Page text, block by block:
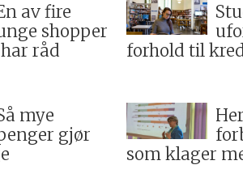
av fire
shopper
råd
forhold til
mye
gjør
som klager